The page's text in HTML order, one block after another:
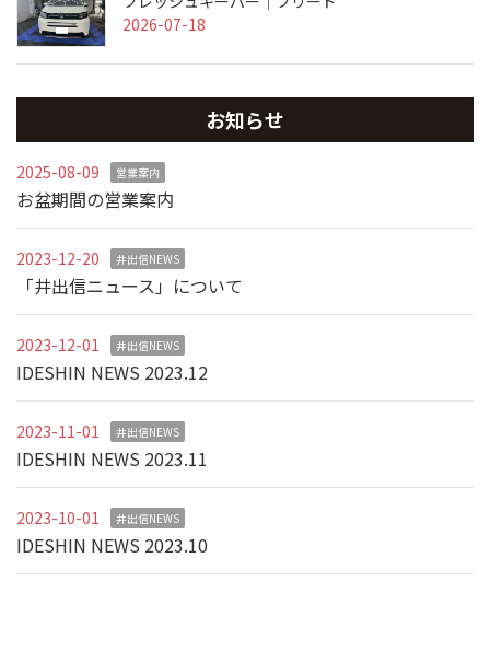
2026-07-18
お知らせ
2025-08-09 営業案内
お盆期間の営業案内
2023-12-20 井出信NEWS
「井出信ニュース」について
2023-12-01 井出信NEWS
IDESHIN NEWS 2023.12
2023-11-01 井出信NEWS
IDESHIN NEWS 2023.11
2023-10-01 井出信NEWS
IDESHIN NEWS 2023.10